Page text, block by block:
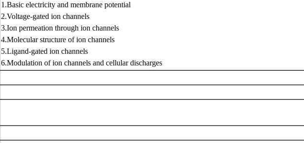
1.Basic electricity and membrane potential
2.Voltage-gated ion channels
3.Ion permeation through ion channels
4.Molecular structure of ion channels
5.Ligand-gated ion channels
6.Modulation of ion channels and cellular discharges